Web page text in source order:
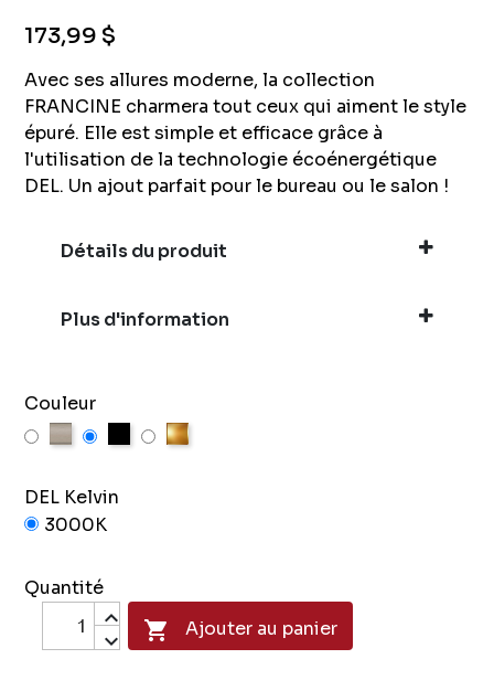
173,99 $
Avec ses allures moderne, la collection
FRANCINE charmera tout ceux qui aiment le style
épuré. Elle est simple et efficace grâce à
l'utilisation de la technologie écoénergétique
DEL. Un ajout parfait pour le bureau ou le salon !
Détails du produit
Plus d'information
Couleur
Nickel brossé
Noir Or
DEL Kelvin
3000K
Quantité
 Ajouter au panier